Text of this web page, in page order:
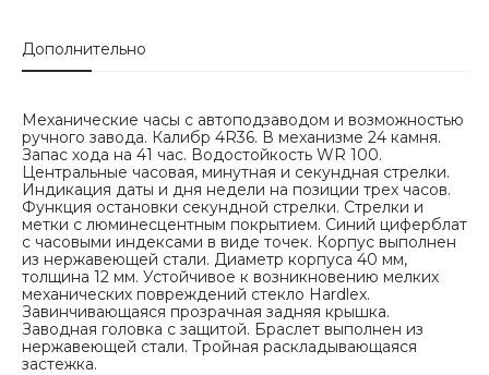
Дополнительно
Механические часы с автоподзаводом и возможностью
ручного завода. Калибр 4R36. В механизме 24 камня.
Запас хода на 41 час. Водостойкость WR 100.
Центральные часовая, минутная и секундная стрелки.
Индикация даты и дня недели на позиции трех часов.
Функция остановки секундной стрелки. Стрелки и
метки с люминесцентным покрытием. Синий циферблат
с часовыми индексами в виде точек. Корпус выполнен
из нержавеющей стали. Диаметр корпуса 40 мм,
толщина 12 мм. Устойчивое к возникновению мелких
механических повреждений стекло Hardlex.
Завинчивающаяся прозрачная задняя крышка.
Заводная головка с защитой. Браслет выполнен из
нержавеющей стали. Тройная раскладывающаяся
застежка.